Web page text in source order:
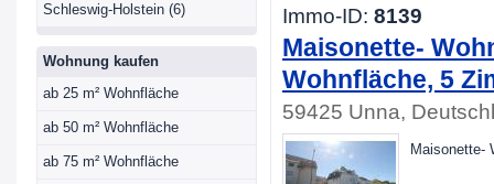
Schleswig-Holstein (6)
Wohnung kaufen
ab 25 m² Wohnfläche
ab 50 m² Wohnfläche
ab 75 m² Wohnfläche
Immo-ID: 8139
Maisonette-
Wohnfläche, 5
59425 Unna,
Maisonette-